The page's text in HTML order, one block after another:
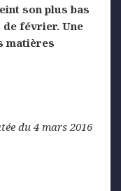
son plus bas
defévrier. Une
matières
du 4 mars 2016